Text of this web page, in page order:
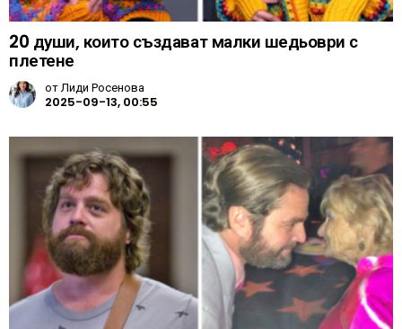
20 души, които създават малки шедьоври с
плетене
отЛиди Росенова
2025-09-13, 00:55